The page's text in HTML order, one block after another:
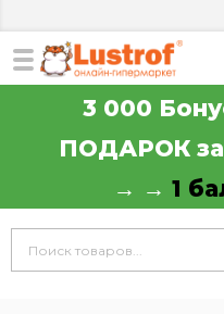
3 000
ПОДАРОК за
→ → 1